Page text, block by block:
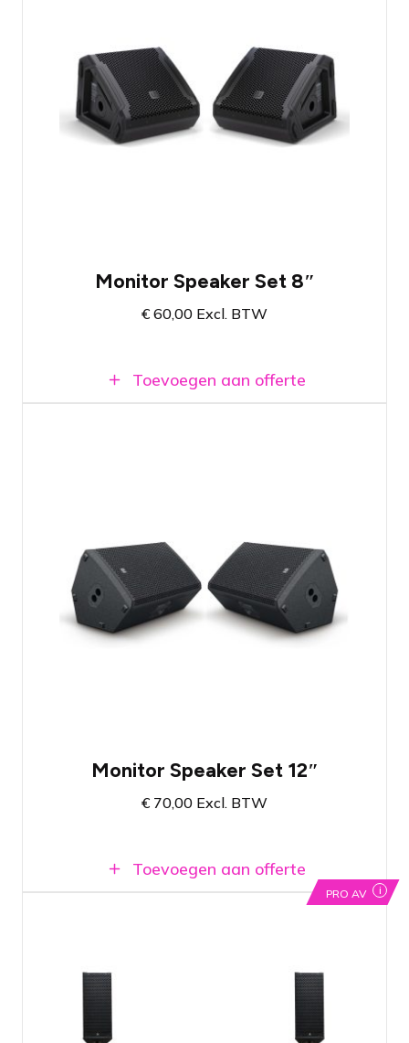
Monitor set met twee 8" actieve
monitoren
Compact en met ingebouwde versterkers
Monitor Speaker Set 8″
€ 60,00 Excl. BTW
Toevoegen aan offerte
Monitor set met 12" actieve monitoren
Ingebouwde versterkers
Monitor Speaker Set 12″
€ 70,00 Excl. BTW
Toevoegen aan offerte
PRO AV i